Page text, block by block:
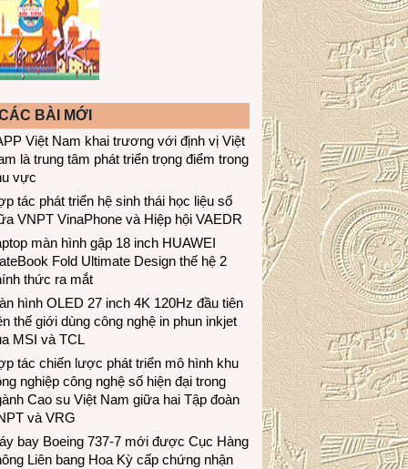
BÀI MỚI
Việt Nam khai trương với định vị Việt
là trung tâm phát triển trọng điểm trong
vực
tác phát triển hệ sinh thái học liệu số
VNPT VinaPhone và Hiệp hội VAEDR
màn hình gập 18 inch HUAWEI
Fold Ultimate Design thế hệ 2
thức ra mắt
hình OLED 27 inch 4K 120Hz đầu tiên
thế giới dùng công nghệ in phun inkjet
MSI và TCL
tác chiến lược phát triển mô hình khu
nghiệp công nghệ số hiện đại trong
Cao su Việt Nam giữa hai Tập đoàn
và VRG
bay Boeing 737-7 mới được Cục Hàng
Liên bang Hoa Kỳ cấp chứng nhận